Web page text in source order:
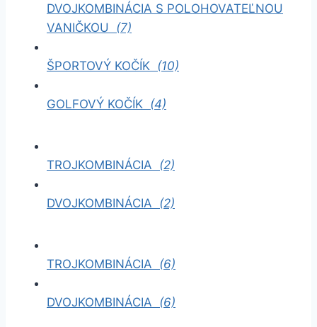
DVOJKOMBINÁCIA S POLOHOVATEĽNOU
VANIČKOU (7)
ŠPORTOVÝ KOČÍK (10)
GOLFOVÝ KOČÍK (4)
TROJKOMBINÁCIA (2)
DVOJKOMBINÁCIA (2)
TROJKOMBINÁCIA (6)
DVOJKOMBINÁCIA (6)